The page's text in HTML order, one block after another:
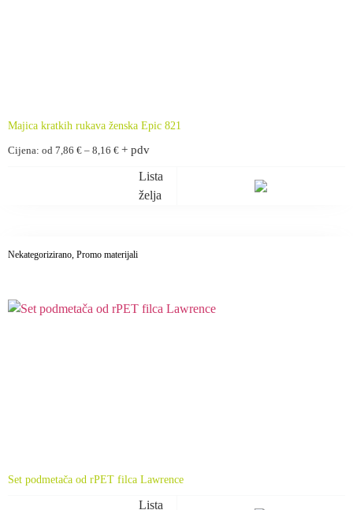
Majica kratkih rukava ženska Epic 821
Cijena: od 7,86 € – 8,16 €Raspon
7,86 €
+ pdv
Lista
želja
Nekategorizirano, Promo materijali
Set podmetača od rPET filca Lawrence
Lista